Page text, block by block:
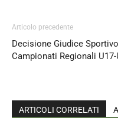
Articolo precedente
Decisione Giudice
Campionati Regionali U17-
ARTICOLI CORRELATI